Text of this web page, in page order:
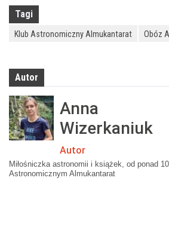
Tagi
Klub Astronomiczny Almukantarat Obóz
Autor
Anna
Wizerkaniuk
Autor
Miłośniczka astronomii i książek, od ponad
Astronomicznym Almukantarat